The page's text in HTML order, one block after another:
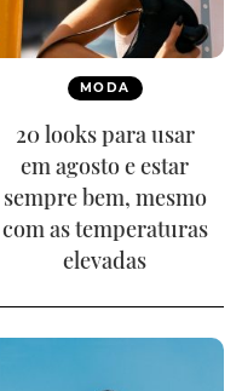
MODA
20 looks para usar
em agosto e estar
sempre bem, mesmo
com as temperaturas
elevadas